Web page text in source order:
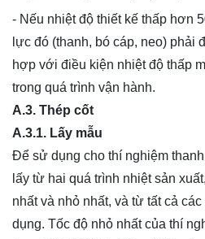
- Nếu nhiệt độ thiết kế thấp hơn
lực đó (thanh, bó cáp, neo) phải
hợp với điều kiện nhiệt độ thấp
trong quá trình vận hành.
A.3. Thép cốt
A.3.1. Lấy mẫu
Để sử dụng cho thí nghiệm
lấy từ hai quá trình nhiệt sản
nhất và nhỏ nhất, và từ tất cả
dụng. Tốc độ nhỏ nhất của thí